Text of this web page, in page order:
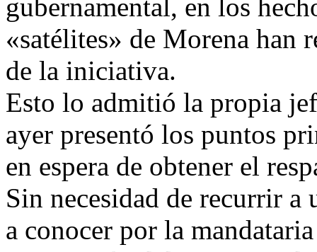
gubernamental, en los
«satélites» de Morena han
de la iniciativa.
Esto lo admitió la propia
ayer presentó los puntos
en espera de obtener el
Sin necesidad de recurrir a
a conocer por la